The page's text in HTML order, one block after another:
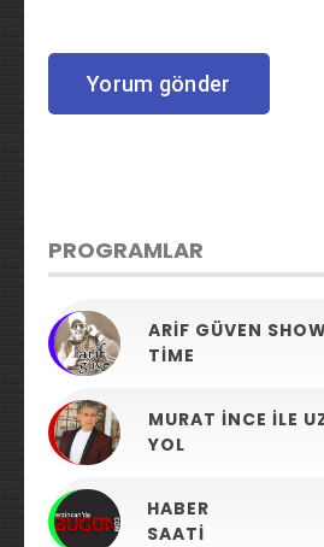
PROGRAMLAR
ARIF GÜVEN
TIME
MURAT İNCE ILE
YOL
HABER
SAATI